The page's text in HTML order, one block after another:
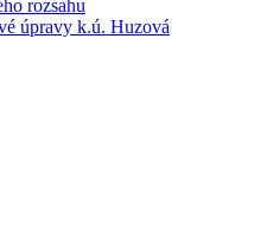
rozsahu
úpravy k.ú. Huzová